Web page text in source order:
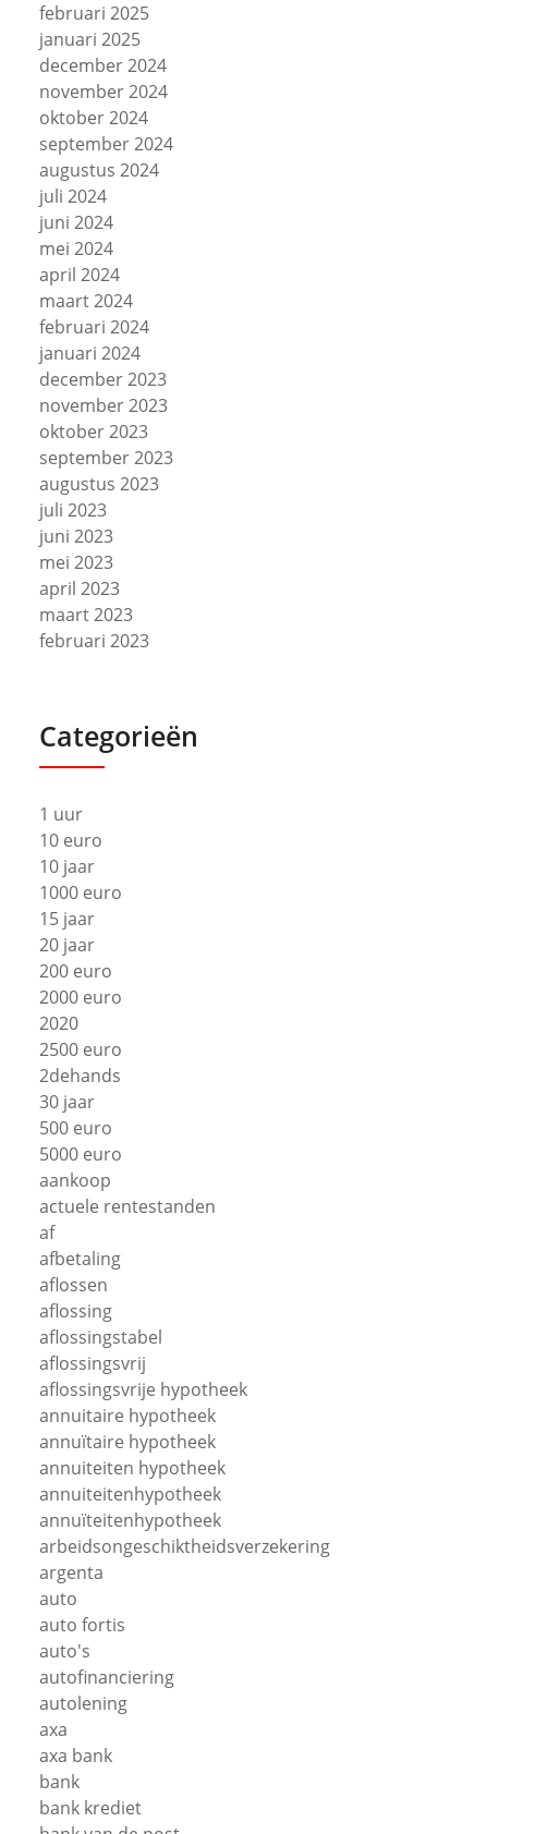
februari 2025
januari 2025
december 2024
november 2024
oktober 2024
september 2024
augustus 2024
juli 2024
juni 2024
mei 2024
april 2024
maart 2024
februari 2024
januari 2024
december 2023
november 2023
oktober 2023
september 2023
augustus 2023
juli 2023
juni 2023
mei 2023
april 2023
maart 2023
februari 2023
Categorieën
1 uur
10 euro
10 jaar
1000 euro
15 jaar
20 jaar
200 euro
2000 euro
2020
2500 euro
2dehands
30 jaar
500 euro
5000 euro
aankoop
actuele rentestanden
af
afbetaling
aflossen
aflossing
aflossingstabel
aflossingsvrij
aflossingsvrije hypotheek
annuitaire hypotheek
annuïtaire hypotheek
annuiteiten hypotheek
annuiteitenhypotheek
annuïteitenhypotheek
arbeidsongeschiktheidsverzekering
argenta
auto
auto fortis
auto's
autofinanciering
autolening
axa
axa bank
bank
bank krediet